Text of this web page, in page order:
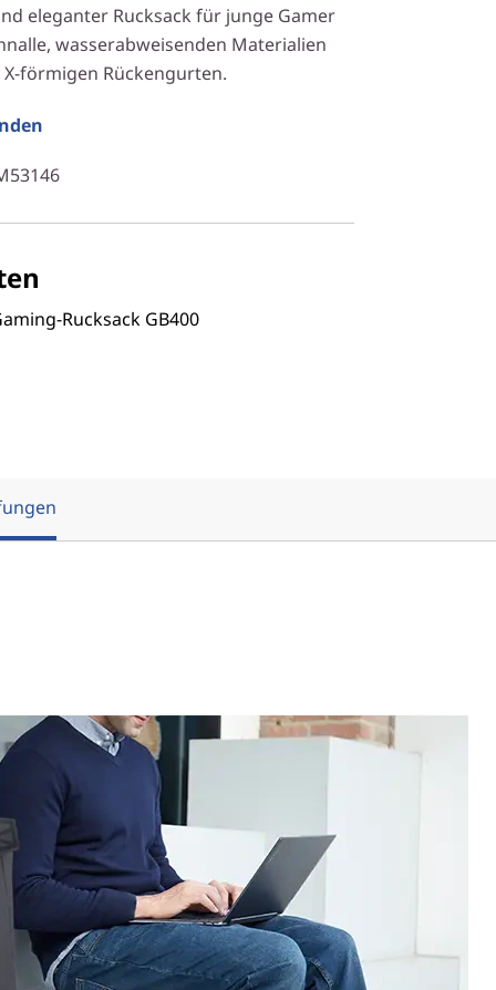
eleganter Rucksack für junge Gamer
wasserabweisenden Materialien
förmigen Rückengurten.
Rucksack GB400